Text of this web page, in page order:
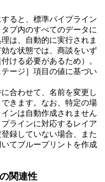
ると、標準パイプライン
ブ内のすべてのデータに
は、自動的に実行されま
な状態では、商談をいず
ける必要があるため）。
ージ］項目の値に基づい
合わせて、名前を変更し
きます。なお、特定の場
ンは自動作成されません
ラインに対応するレイア
録していない場合、また
てブループリントを作成
関連性